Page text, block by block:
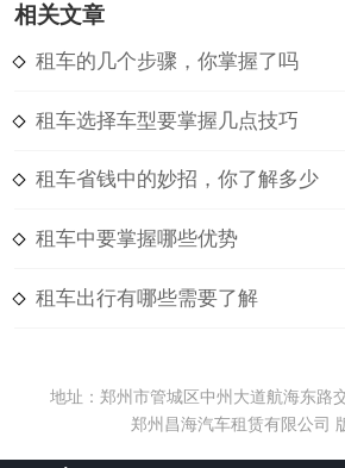
相关文章
租车的几个步骤，你掌握了吗
租车选择车型要掌握几点技巧
租车省钱中的妙招，你了解多少
租车中要掌握哪些优势
租车出行有哪些需要了解
地址：郑州市管城区中州大道航海东路
郑州昌海汽车租赁有限公司